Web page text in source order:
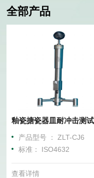
全部产品
产品型号 ： ZLT-CJ6
标准： ISO4632
查看详情